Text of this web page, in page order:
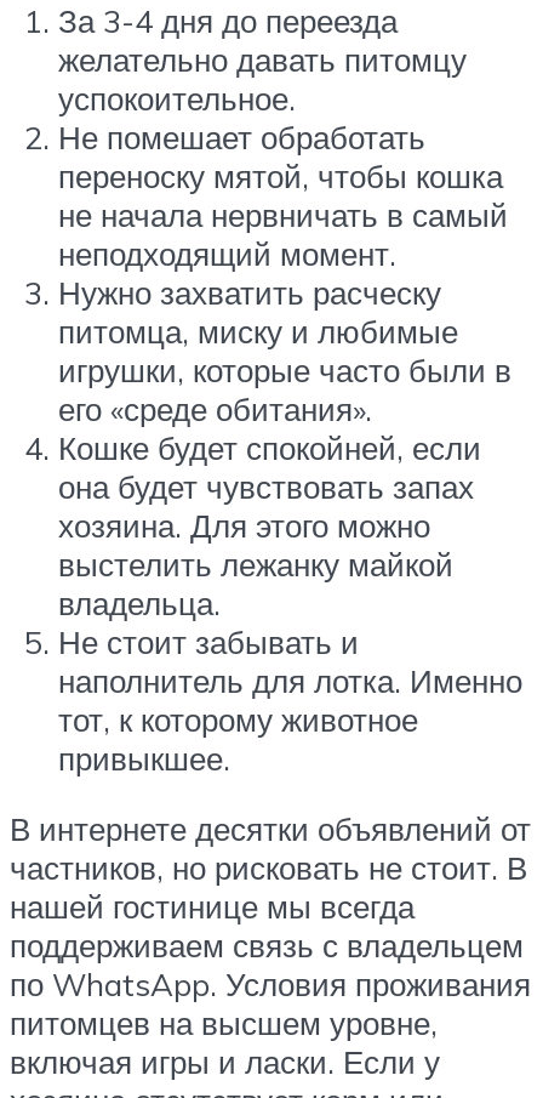
За 3-4 дня до переезда
желательно давать питомцу
успокоительное.
Не помешает обработать
переноску мятой, чтобы кошка
не начала нервничать в самый
неподходящий момент.
Нужно захватить расческу
питомца, миску и любимые
игрушки, которые часто были в
его «среде обитания».
Кошке будет спокойней, если
она будет чувствовать запах
хозяина. Для этого можно
выстелить лежанку майкой
владельца.
Не стоит забывать и
наполнитель для лотка. Именно
тот, к которому животное
привыкшее.
В интернете десятки объявлений от
частников, но рисковать не стоит. В
нашей гостинице мы всегда
поддерживаем связь с владельцем
по WhatsApp. Условия проживания
питомцев на высшем уровне,
включая игры и ласки. Если у